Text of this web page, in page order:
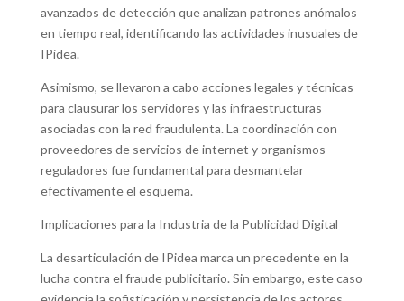
avanzados de detección que analizan patrones anómalos
en tiempo real, identificando las actividades inusuales de
IPidea.
Asimismo, se llevaron a cabo acciones legales y técnicas
para clausurar los servidores y las infraestructuras
asociadas con la red fraudulenta. La coordinación con
proveedores de servicios de internet y organismos
reguladores fue fundamental para desmantelar
efectivamente el esquema.
Implicaciones para la Industria de la Publicidad Digital
La desarticulación de IPidea marca un precedente en la
lucha contra el fraude publicitario. Sin embargo, este caso